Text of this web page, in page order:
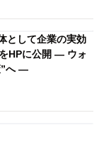
として企業の実効
HPに公開 ― ウォ
”へ ―